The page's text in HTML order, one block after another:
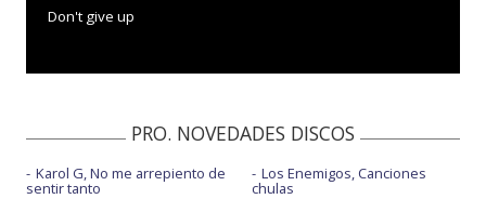
Don't give up
PRO. NOVEDADES DISCOS
Karol G, No me arrepiento de
sentir tanto
Los Enemigos, Canciones
chulas